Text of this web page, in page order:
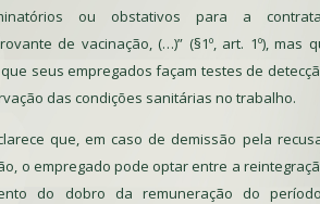
ou obstativos para a
de vacinação, (…)” (§1º, art. 1º), mas
seus empregados façam testes de
das condições sanitárias no trabalho.
que, em caso de demissão pela
o empregado pode optar entre a
do dobro da remuneração do